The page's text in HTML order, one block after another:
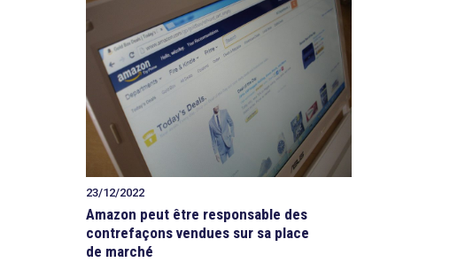
23/12/2022
Amazon peut être responsable des
contrefaçons vendues sur sa place
de marché